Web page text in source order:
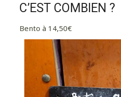
C’EST COMBIEN ?
Bento à 14,50€